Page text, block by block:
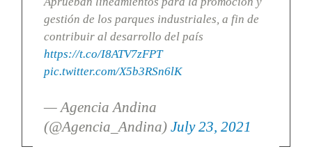
gestión de los parques industriales, a fin de
contribuir al desarrollo del país
https://t.co/I8ATV7zFPT
pic.twitter.com/X5b3RSn6lK
— Agencia Andina
(@Agencia_Andina) July 23, 2021